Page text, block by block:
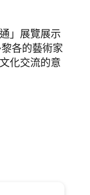
」展覽展示
各的藝術家
化交流的意